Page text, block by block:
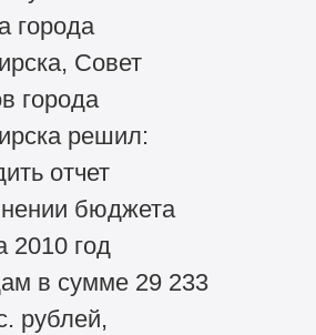
города
Совет
города
решил:
отчет
бюджета
2010 год
в сумме 29 233
рублей,